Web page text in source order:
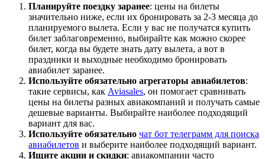
Планируйте поездку заранее: цены на билеты
значительно ниже, если их бронировать за 2-3 месяца до
планируемого вылета. Если у вас не получатся купить
билет заблаговременно, выбирайте как можно скорее
билет, когда вы будете знать дату вылета, а вот в
праздники и выходные необходимо бронировать
авиабилет заранее.
Используйте обязательно агрегаторы авиабилетов:
такие сервисы, как Aviasales, он помогает сравнивать
цены на билеты разных авиакомпаний и получать самые
дешевые варианты. Выбирайте наиболее подходящий
вариант для вас.
Используйте обязательно чат бот телеграмм для поиска
авиабилетов и выберите наиболее подходящий вариант.
Ищите акции и скидки: авиакомпании часто